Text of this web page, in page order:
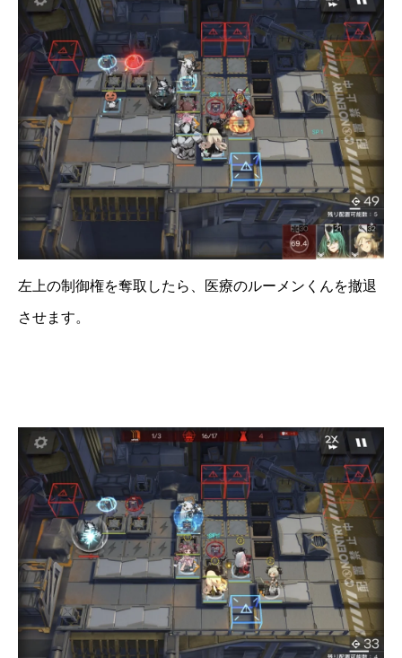
左上の制御権を奪取したら、医療のルーメンくんを撤退
させます。